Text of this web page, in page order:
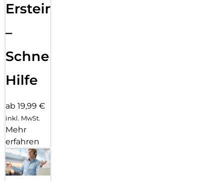
Ersteinrichtung
–
Schnelle
Hilfe
ab 19,99 €
inkl. MwSt.
Mehr
erfahren